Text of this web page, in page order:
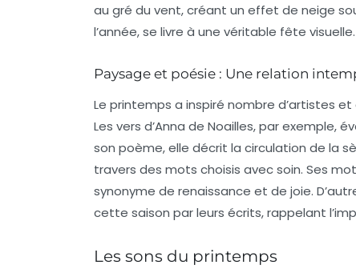
au gré du vent, créant un effet de neige
l’année, se livre à une véritable fête visuelle.
Paysage et poésie : Une relation
Le printemps a inspiré nombre d’artistes
Les vers d’Anna de Noailles, par exemple,
son poème, elle décrit la circulation de la
travers des mots choisis avec soin. Ses
synonyme de renaissance et de joie.
cette saison par leurs écrits, rappelant
Les sons du printemps